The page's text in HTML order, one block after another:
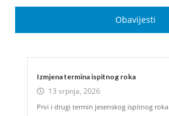
Obavijesti
Izmjena termina ispitnog roka
13 srpnja, 2026
Prvi i drugi termin jesenskog ispitnog